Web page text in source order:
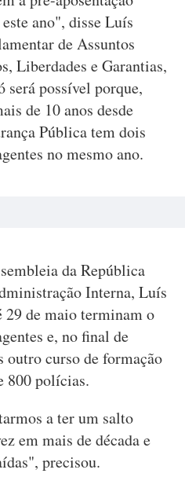
ano", disse Luís
de Assuntos
Liberdades e Garantias,
será possível porque,
de 10 anos desde
Pública tem dois
no mesmo ano.
da República
Interna, Luís
29 de maio terminam o
e, no final de
curso de formação
800 polícias.
a ter um salto
em mais de década e
precisou.